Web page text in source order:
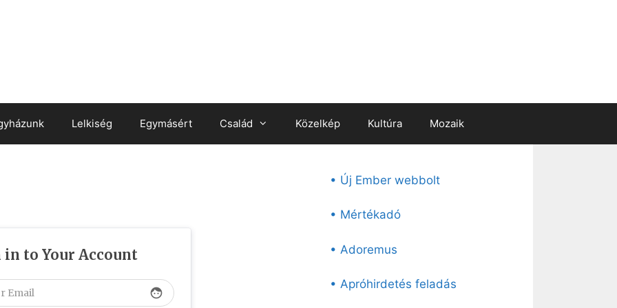
Lelkiség Egymásért Család Közelkép Kultúra Mozaik
in to Your Account
face
• Új Ember webbolt
• Mértékadó
• Adoremus
• Apróhirdetés feladás